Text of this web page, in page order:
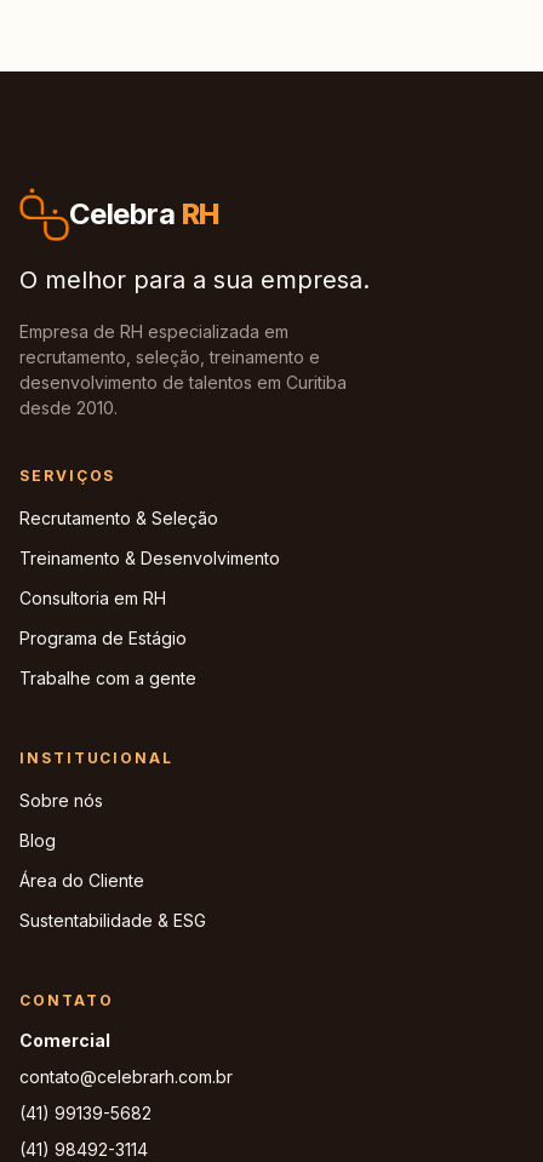
Celebra RH
O melhor para a sua empresa.
Empresa de RH especializada em
recrutamento, seleção, treinamento e
desenvolvimento de talentos em Curitiba
desde 2010.
SERVIÇOS
Recrutamento & Seleção
Treinamento & Desenvolvimento
Consultoria em RH
Programa de Estágio
Trabalhe com a gente
INSTITUCIONAL
Sobre nós
Blog
Área do Cliente
Sustentabilidade & ESG
CONTATO
Comercial
contato@celebrarh.com.br
(41) 99139-5682
(41) 98492-3114